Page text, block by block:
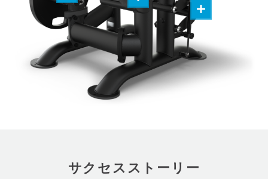
サクセスストーリー